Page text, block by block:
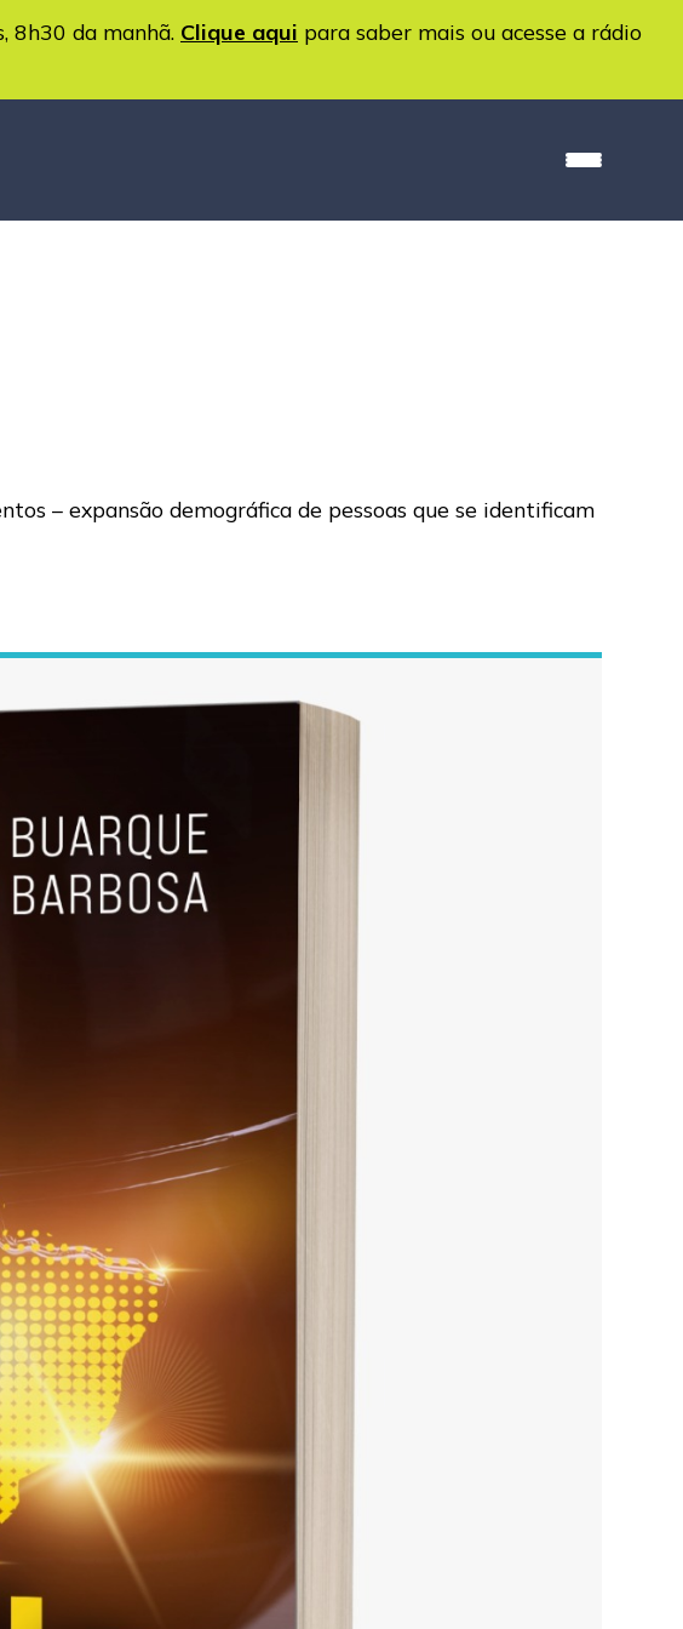
8h30 da manhã. Clique aqui para saber mais ou acesse a rádio
– expansão demográfica de pessoas que se identificam